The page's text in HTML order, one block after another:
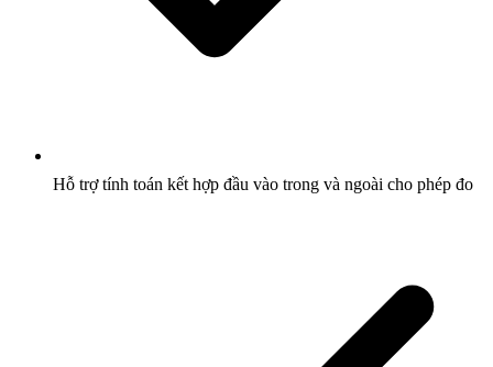
Hỗ trợ tính toán kết hợp đầu vào trong và ngoài cho phép đo